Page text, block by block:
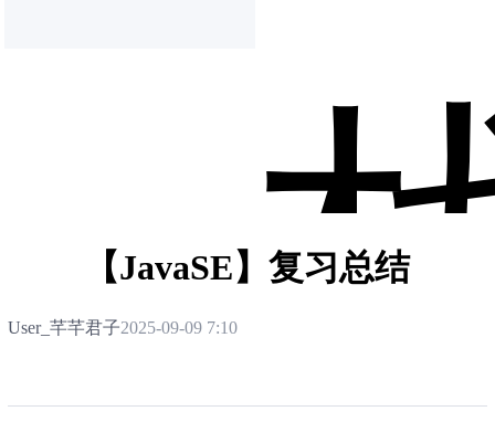
【JavaSE】复习总结
User_芊芊君子2025-09-09 7:10